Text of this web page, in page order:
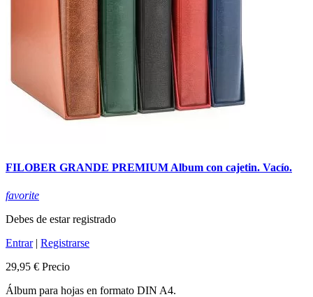
FILOBER GRANDE PREMIUM Album con cajetin. Vacío.
favorite
Debes de estar registrado
Entrar| Registrarse
29,95 € Precio
Álbum para hojas en formato DIN A4.